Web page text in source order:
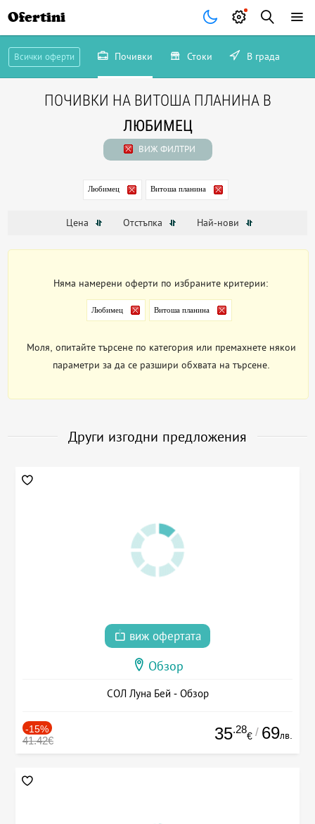
Ofertini
Всички оферти Почивки Стоки В града
ПОЧИВКИ НА ВИТОША ПЛАНИНА В
ЛЮБИМЕЦ
ВИЖ ФИЛТРИ
Любимец Витоша планина
Цена Отстъпка Най-нови
Няма намерени оферти по избраните критерии:
Любимец Витоша планина
Моля, опитайте търсене по категория или премахнете някои
параметри за да се разшири обхвата на търсене.
Други изгодни предложения
виж офертата
Обзор
СОЛ Луна Бей - Обзор
-15%
41.42€ 35.28
€ / 69лв.